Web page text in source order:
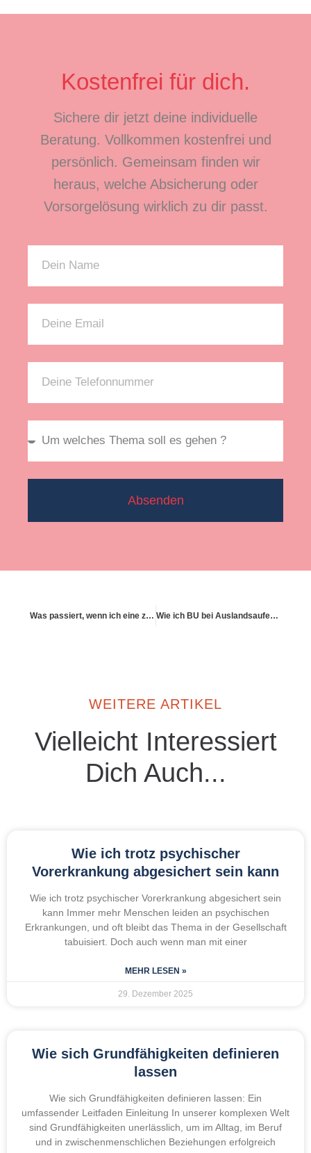
Kostenfrei für dich.
Sichere dir jetzt deine individuelle
Beratung. Vollkommen kostenfrei und
persönlich. Gemeinsam finden wir
heraus, welche Absicherung oder
Vorsorgelösung wirklich zu dir passt.
Absenden
Was passiert, wenn ich eine zweite Staatsbürgerschaft habe Wie ich BU bei Auslandsaufenthalten einsetze
WEITERE ARTIKEL
Vielleicht Interessiert
Dich Auch...
Wie ich trotz psychischer
Vorerkrankung abgesichert sein kann
Wie ich trotz psychischer Vorerkrankung abgesichert sein
kann Immer mehr Menschen leiden an psychischen
Erkrankungen, und oft bleibt das Thema in der Gesellschaft
tabuisiert. Doch auch wenn man mit einer
MEHR LESEN »
29. Dezember 2025
Wie sich Grundfähigkeiten definieren
lassen
Wie sich Grundfähigkeiten definieren lassen: Ein
umfassender Leitfaden Einleitung In unserer komplexen Welt
sind Grundfähigkeiten unerlässlich, um im Alltag, im Beruf
und in zwischenmenschlichen Beziehungen erfolgreich